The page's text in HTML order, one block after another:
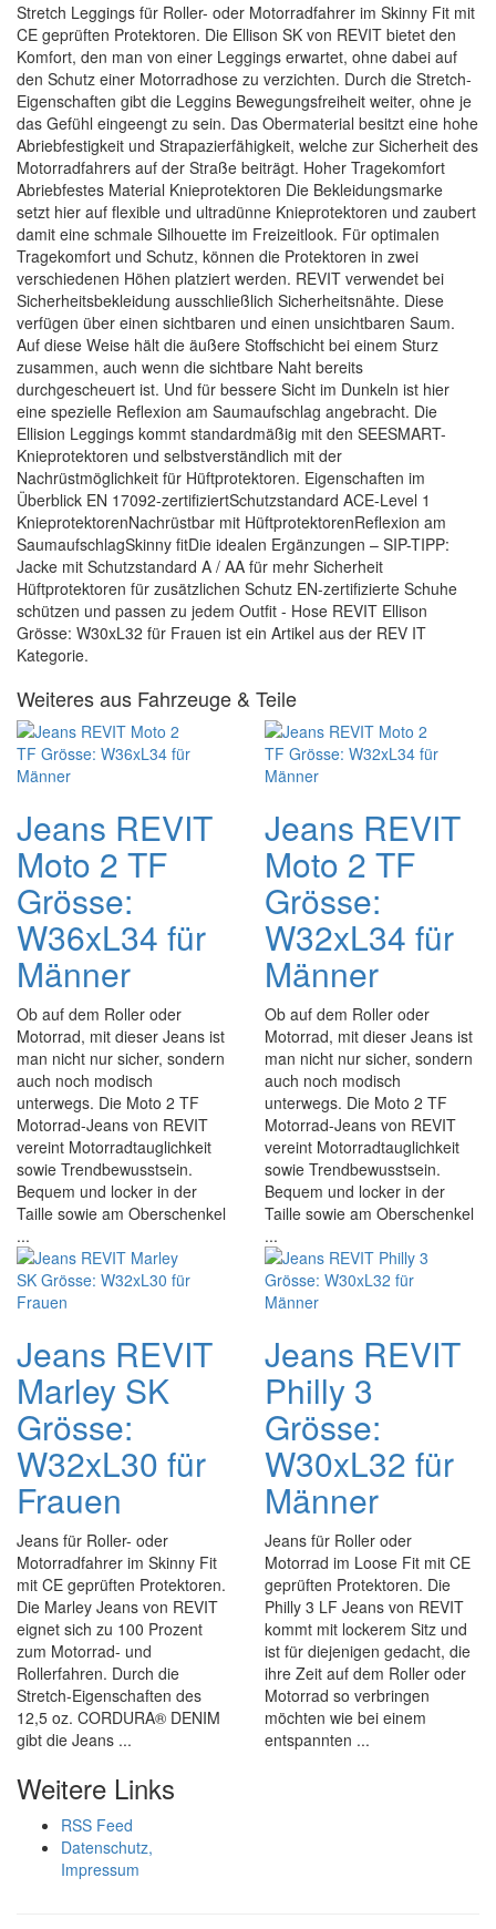
Stretch Leggings für Roller- oder Motorradfahrer im Skinny Fit mit
CE geprüften Protektoren. Die Ellison SK von REVIT bietet den
Komfort, den man von einer Leggings erwartet, ohne dabei auf
den Schutz einer Motorradhose zu verzichten. Durch die Stretch-
Eigenschaften gibt die Leggins Bewegungsfreiheit weiter, ohne je
das Gefühl eingeengt zu sein. Das Obermaterial besitzt eine hohe
Abriebfestigkeit und Strapazierfähigkeit, welche zur Sicherheit des
Motorradfahrers auf der Straße beiträgt. Hoher Tragekomfort
Abriebfestes Material Knieprotektoren Die Bekleidungsmarke
setzt hier auf flexible und ultradünne Knieprotektoren und zaubert
damit eine schmale Silhouette im Freizeitlook. Für optimalen
Tragekomfort und Schutz, können die Protektoren in zwei
verschiedenen Höhen platziert werden. REVIT verwendet bei
Sicherheitsbekleidung ausschließlich Sicherheitsnähte. Diese
verfügen über einen sichtbaren und einen unsichtbaren Saum.
Auf diese Weise hält die äußere Stoffschicht bei einem Sturz
zusammen, auch wenn die sichtbare Naht bereits
durchgescheuert ist. Und für bessere Sicht im Dunkeln ist hier
eine spezielle Reflexion am Saumaufschlag angebracht. Die
Ellision Leggings kommt standardmäßig mit den SEESMART-
Knieprotektoren und selbstverständlich mit der
Nachrüstmöglichkeit für Hüftprotektoren. Eigenschaften im
Überblick EN 17092-zertifiziertSchutzstandard ACE-Level 1
KnieprotektorenNachrüstbar mit HüftprotektorenReflexion am
SaumaufschlagSkinny fitDie idealen Ergänzungen – SIP-TIPP:
Jacke mit Schutzstandard A / AA für mehr Sicherheit
Hüftprotektoren für zusätzlichen Schutz EN-zertifizierte Schuhe
schützen und passen zu jedem Outfit - Hose REVIT Ellison
Grösse: W30xL32 für Frauen ist ein Artikel aus der REV IT
Kategorie.
Weiteres aus Fahrzeuge & Teile
Jeans REVIT
Moto 2 TF
Grösse:
W36xL34 für
Männer
Ob auf dem Roller oder
Motorrad, mit dieser Jeans ist
man nicht nur sicher, sondern
auch noch modisch
unterwegs. Die Moto 2 TF
Motorrad-Jeans von REVIT
vereint Motorradtauglichkeit
sowie Trendbewusstsein.
Bequem und locker in der
Taille sowie am Oberschenkel
...
Jeans REVIT
Moto 2 TF
Grösse:
W32xL34 für
Männer
Ob auf dem Roller oder
Motorrad, mit dieser Jeans ist
man nicht nur sicher, sondern
auch noch modisch
unterwegs. Die Moto 2 TF
Motorrad-Jeans von REVIT
vereint Motorradtauglichkeit
sowie Trendbewusstsein.
Bequem und locker in der
Taille sowie am Oberschenkel
...
Jeans REVIT
Marley SK
Grösse:
W32xL30 für
Frauen
Jeans für Roller- oder
Motorradfahrer im Skinny Fit
mit CE geprüften Protektoren.
Die Marley Jeans von REVIT
eignet sich zu 100 Prozent
zum Motorrad- und
Rollerfahren. Durch die
Stretch-Eigenschaften des
12,5 oz. CORDURA® DENIM
gibt die Jeans ...
Jeans REVIT
Philly 3
Grösse:
W30xL32 für
Männer
Jeans für Roller oder
Motorrad im Loose Fit mit CE
geprüften Protektoren. Die
Philly 3 LF Jeans von REVIT
kommt mit lockerem Sitz und
ist für diejenigen gedacht, die
ihre Zeit auf dem Roller oder
Motorrad so verbringen
möchten wie bei einem
entspannten ...
Weitere Links
RSS Feed
Datenschutz,
Impressum